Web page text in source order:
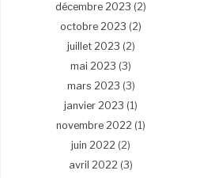
décembre 2023 (2)
octobre 2023 (2)
juillet 2023 (2)
mai 2023 (3)
mars 2023 (3)
janvier 2023 (1)
novembre 2022 (1)
juin 2022 (2)
avril 2022 (3)